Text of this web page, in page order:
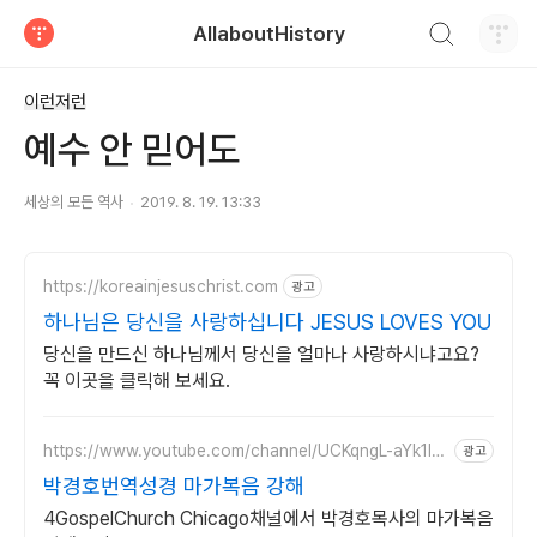
AllaboutHistory
이런저런
예수 안 믿어도
세상의 모든 역사 2019. 8. 19. 13:33
https://koreainjesuschrist.com 광고
하나님은 당신을 사랑하십니다 JESUS LOVES YOU
당신을 만드신 하나님께서 당신을 얼마나 사랑하시냐고요?
꼭 이곳을 클릭해 보세요.
https://www.youtube.com/channel/UCKqngL-aYk1lp
광고
박경호번역성경 마가복음 강해
4GospelChurch Chicago채널에서 박경호목사의 마가복음